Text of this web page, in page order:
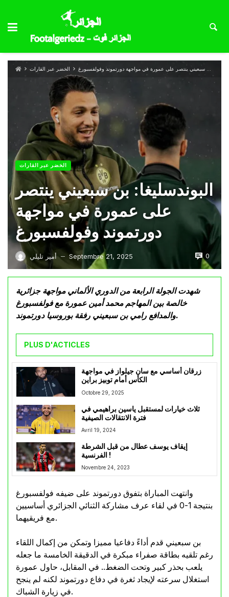
الخضر عبر القارات البوندسليغا: بن سبعيني ينتصر على عمورة في مواجهة دورتموند وفولفسبورغ
الخضر عبر القارات
البوندسليغا: بن سبعيني ينتصر
على عمورة في مواجهة
دورتموند وفولفسبورغ
أمير تليلي — Septembre 21, 2025 0
شهدت الجولة الرابعة من الدوري الألماني مواجهة جزائرية
خالصة بين المهاجم محمد أمين عمورة مع فولفسبورغ
والمدافع رامي بن سبعيني رفقة بوروسيا دورتموند.
PLUS D'ACTICLES
زرقان أساسي مع سان جيلواز في مواجهة
الكأس أمام توبيز براين
Octobre 29, 2025
ثلاث خيارات لمستقبل ياسين براهيمي في
فترة الانتقالات الصيفية
Avril 19, 2024
إيقاف يوسف عطال من قبل الشرطة
الفرنسية !
Novembre 24, 2023
وانتهت المباراة بتفوق دورتموند على ضيفه فولفسبورغ
بنتيجة 1-0 في لقاء عرف مشاركة الثنائي الجزائري أساسيين
مع فريقيهما.
بن سبعيني قدم أداءً دفاعيا مميزا وتمكن من إكمال اللقاء
رغم تلقيه بطاقة صفراء مبكرة في الدقيقة الخامسة ما جعله
يلعب بحذر كبير وتحت الضغط.. في المقابل، حاول عمورة
استغلال سرعته لإيجاد ثغرة في دفاع دورتموند لكنه لم ينجح
في زيارة الشباك.